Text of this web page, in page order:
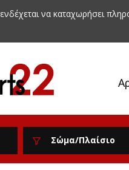
να καταχωρήσει
Σώμα/Πλαίσιο